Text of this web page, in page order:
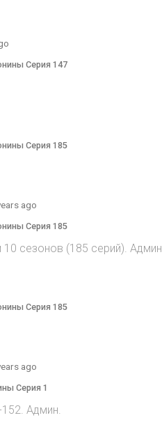
Серия 147
Серия 185
ago
Серия 185
сезонов (185 серий). Админ.
Серия 185
ago
Серия 1
Админ.